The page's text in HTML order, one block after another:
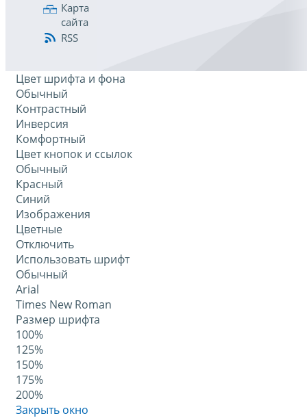
Карта
сайта
RSS
Цвет шрифта и фона
Обычный
Контрастный
Инверсия
Комфортный
Цвет кнопок и ссылок
Обычный
Красный
Синий
Изображения
Цветные
Отключить
Использовать шрифт
Обычный
Arial
Times New Roman
Размер шрифта
100%
125%
150%
175%
200%
Закрыть окно